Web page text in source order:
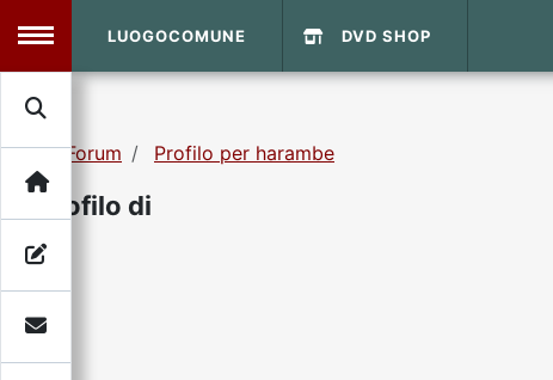
MENU
Search
LUOGOCOMUNE DVD SHOP
Forum Profilo per harambe
Profilo di